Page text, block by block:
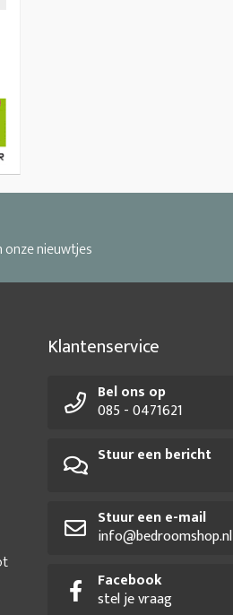
onze nieuwtjes
Klantenservice
Bel ons op
085 - 0471621
Stuur een bericht
Stuur een e-mail
info@bedroomshop.nl
Facebook
stel je vraag